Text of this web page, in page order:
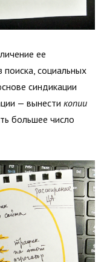
ее
социальных
синдикации
— вынести копии
большее число